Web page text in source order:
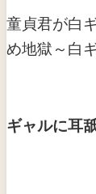
童貞君が白
め地獄～白
ギャルに耳